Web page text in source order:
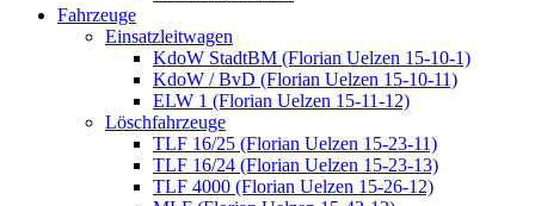
Fahrzeuge
Einsatzleitwagen
KdoW StadtBM (Florian Uelzen 15-10-1)
KdoW / BvD (Florian Uelzen 15-10-11)
ELW 1 (Florian Uelzen 15-11-12)
Löschfahrzeuge
TLF 16/25 (Florian Uelzen 15-23-11)
TLF 16/24 (Florian Uelzen 15-23-13)
TLF 4000 (Florian Uelzen 15-26-12)